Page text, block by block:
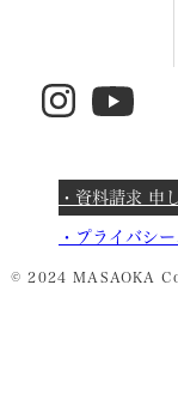
・資料請求 申
・ プライバシ
© 2024 MASAOKA